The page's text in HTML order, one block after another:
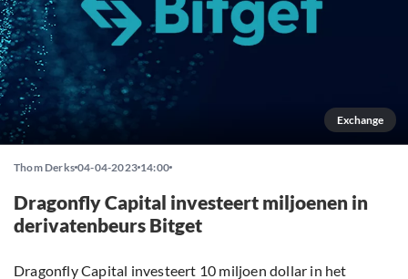
Exchange
Thom Derks 04-04-2023 14:00
Dragonfly Capital investeert miljoenen in
derivatenbeurs Bitget
Dragonfly Capital investeert 10 miljoen dollar in het